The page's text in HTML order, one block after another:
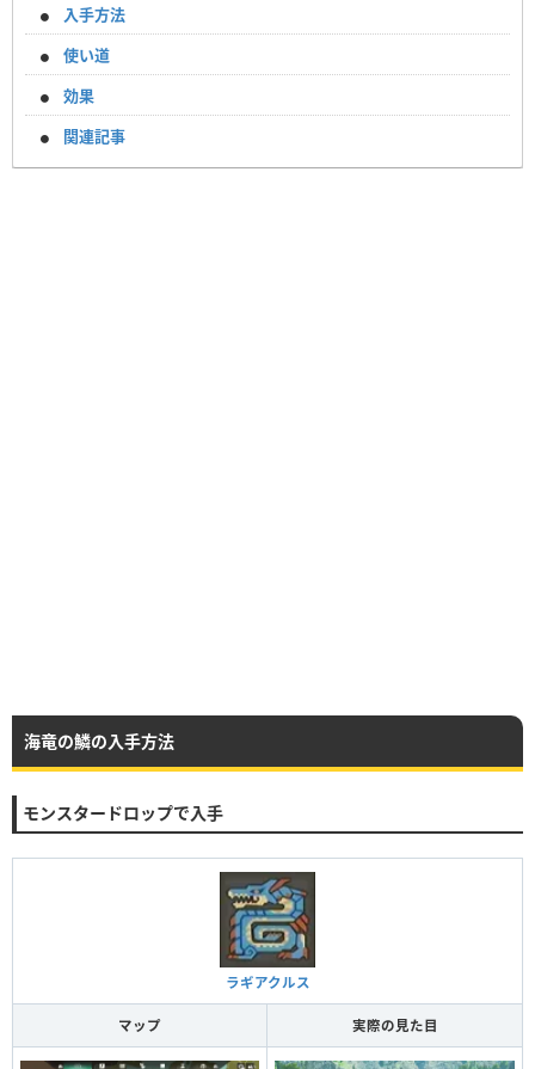
入手方法
使い道
効果
関連記事
海竜の鱗の入手方法
モンスタードロップで入手
ラギアクルス
マップ 実際の見た目